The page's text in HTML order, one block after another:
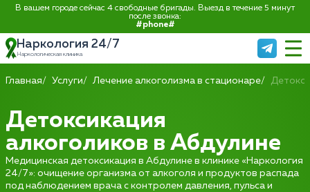
В вашем городе сейчас 4 свободные бригады. Выезд в течение 5 минут
после звонка:
#phone#
Наркология 24/7
Наркологическая клиника
Главная Услуги Лечение алкоголизма в стационаре
Детоксикация
алкоголиков в Абдулине
Медицинская детоксикация в Абдулине в клинике «Наркология
24/7»: очищение организма от алкоголя и продуктов распада
под наблюдением врача с контролем давления, пульса и